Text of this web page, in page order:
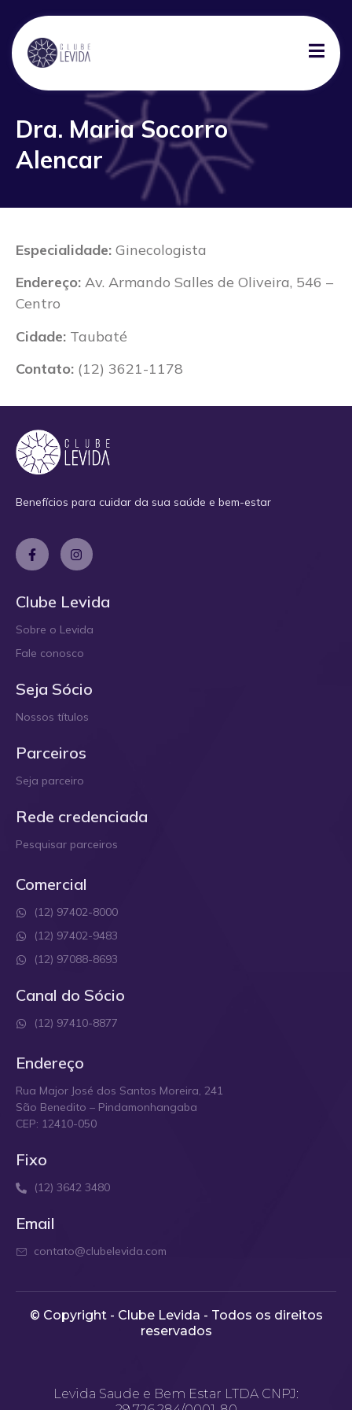
Dra. Maria Socorro
Alencar
Especialidade: Ginecologista
Endereço: Av. Armando Salles de Oliveira, 546 –
Centro
Cidade: Taubaté
Contato: (12) 3621-1178
Benefícios para cuidar da sua saúde e bem-estar
Clube Levida
Sobre o Levida
Fale conosco
Seja Sócio
Nossos títulos
Parceiros
Seja parceiro
Rede credenciada
Pesquisar parceiros
Comercial
(12) 97402-8000
(12) 97402-9483
(12) 97088-8693
Canal do Sócio
(12) 97410-8877
Endereço
Rua Major José dos Santos Moreira, 241
São Benedito – Pindamonhangaba
CEP: 12410-050
Fixo
(12) 3642 3480
Email
contato@clubelevida.com
© Copyright - Clube Levida - Todos os direitos
reservados​
Levida Saude e Bem Estar LTDA CNPJ: